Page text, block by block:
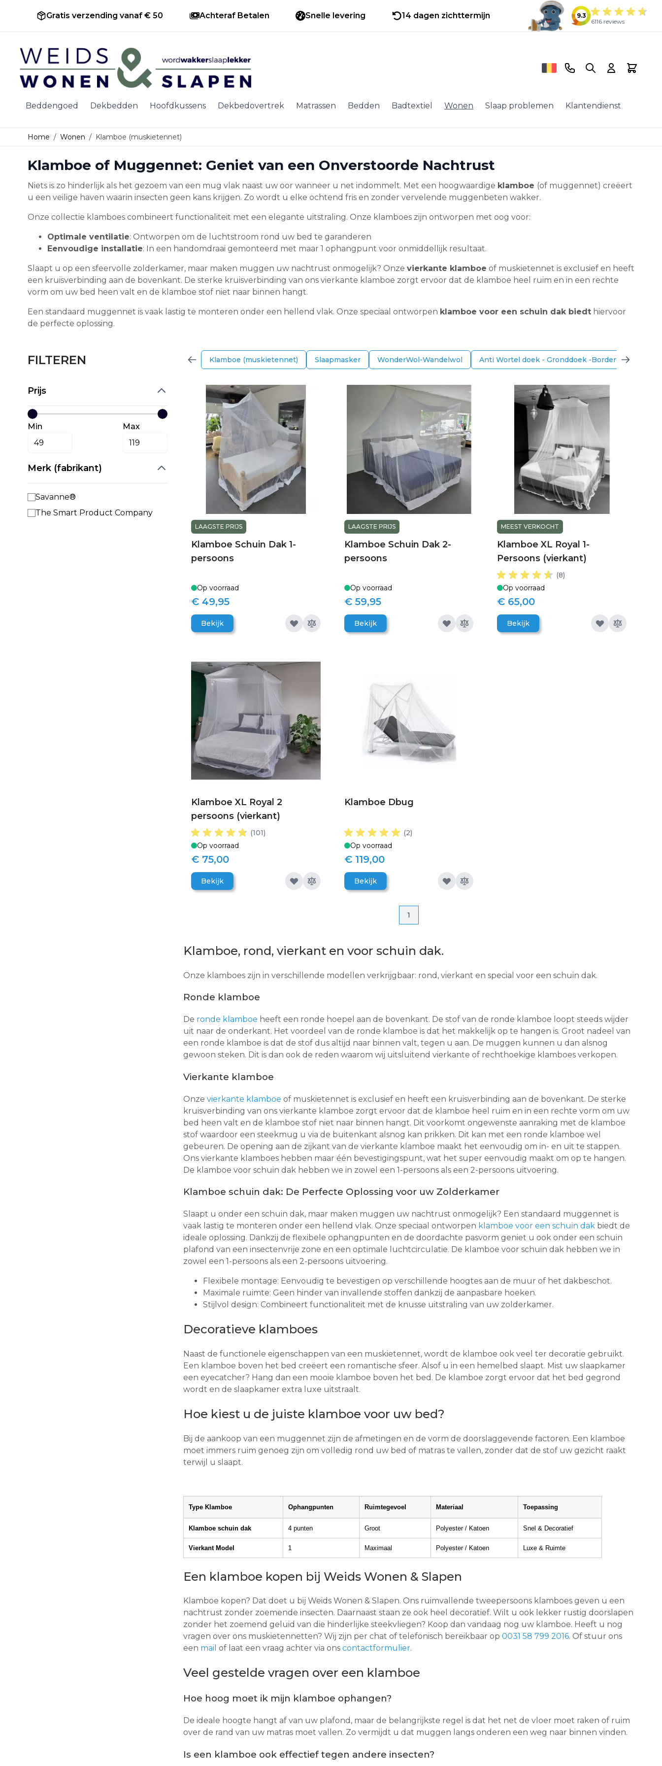
Gratis verzending vanaf € 50 Achteraf Betalen Snelle levering 14 dagen zichttermijn
9.3
6116 reviews
Ga naar de inhoud
Beddengoed Dekbedden Hoofdkussens Dekbedovertrek Matrassen Bedden Badtextiel Wonen Slaap problemen Klantendienst
Telefoonnummer
Search Cart
Home / Wonen / Klamboe (muskietennet)
Klamboe of Muggennet: Geniet van een Onverstoorde Nachtrust
Niets is zo hinderlijk als het gezoem van een mug vlak naast uw oor wanneer u net indommelt. Met een hoogwaardige klamboe (of muggennet) creëert
u een veilige haven waarin insecten geen kans krijgen. Zo wordt u elke ochtend fris en zonder vervelende muggenbeten wakker.
Onze collectie klamboes combineert functionaliteit met een elegante uitstraling. Onze klamboes zijn ontworpen met oog voor:
Optimale ventilatie: Ontworpen om de luchtstroom rond uw bed te garanderen
Eenvoudige installatie: In een handomdraai gemonteerd met maar 1 ophangpunt voor onmiddellijk resultaat.
Slaapt u op een sfeervolle zolderkamer, maar maken muggen uw nachtrust onmogelijk? Onze vierkante klamboe of muskietennet is exclusief en heeft
een kruisverbinding aan de bovenkant. De sterke kruisverbinding van ons vierkante klamboe zorgt ervoor dat de klamboe heel ruim en in een rechte
vorm om uw bed heen valt en de klamboe stof niet naar binnen hangt.
Een standaard muggennet is vaak lastig te monteren onder een hellend vlak. Onze speciaal ontworpen klamboe voor een schuin dak biedt hiervoor
de perfecte oplossing.
FILTEREN
Prijs
Min Max
Merk (fabrikant)
Savanne®
The Smart Product Company
Klamboe (muskietennet) Slaapmasker WonderWol-Wandelwol Anti Wortel doek - Gronddoek -Borderdoek van
LAAGSTE PRIJS
Klamboe Schuin Dak 1-
persoons
Op voorraad
€ 49,95
Bekijk
LAAGSTE PRIJS
Klamboe Schuin Dak 2-
persoons
Op voorraad
€ 59,95
Bekijk
MEEST VERKOCHT
Klamboe XL Royal 1-
Persoons (vierkant)
(8)
Op voorraad
€ 65,00
Bekijk
Klamboe XL Royal 2
persoons (vierkant)
(101)
Op voorraad
€ 75,00
Bekijk
Klamboe Dbug
(2)
Op voorraad
€ 119,00
Bekijk
Pagina
Pagina
1
Klamboe, rond, vierkant en voor schuin dak.
Onze klamboes zijn in verschillende modellen verkrijgbaar: rond, vierkant en special voor een schuin dak.
Ronde klamboe
De ronde klamboe heeft een ronde hoepel aan de bovenkant. De stof van de ronde klamboe loopt steeds wijder
uit naar de onderkant. Het voordeel van de ronde klamboe is dat het makkelijk op te hangen is. Groot nadeel van
een ronde klamboe is dat de stof dus altijd naar binnen valt, tegen u aan. De muggen kunnen u dan alsnog
gewoon steken. Dit is dan ook de reden waarom wij uitsluitend vierkante of rechthoekige klamboes verkopen.
Vierkante klamboe
Onze vierkante klamboe of muskietennet is exclusief en heeft een kruisverbinding aan de bovenkant. De sterke
kruisverbinding van ons vierkante klamboe zorgt ervoor dat de klamboe heel ruim en in een rechte vorm om uw
bed heen valt en de klamboe stof niet naar binnen hangt. Dit voorkomt ongewenste aanraking met de klamboe
stof waardoor een steekmug u via de buitenkant alsnog kan prikken. Dit kan met een ronde klamboe wel
gebeuren. De opening aan de zijkant van de vierkante klamboe maakt het eenvoudig om in- en uit te stappen.
Ons vierkante klamboes hebben maar één bevestigingspunt, wat het super eenvoudig maakt om op te hangen.
De klamboe voor schuin dak hebben we in zowel een 1-persoons als een 2-persoons uitvoering.
Klamboe schuin dak: De Perfecte Oplossing voor uw Zolderkamer
Slaapt u onder een schuin dak, maar maken muggen uw nachtrust onmogelijk? Een standaard muggennet is
vaak lastig te monteren onder een hellend vlak. Onze speciaal ontworpen klamboe voor een schuin dak biedt de
ideale oplossing. Dankzij de flexibele ophangpunten en de doordachte pasvorm geniet u ook onder een schuin
plafond van een insectenvrije zone en een optimale luchtcirculatie. De klamboe voor schuin dak hebben we in
zowel een 1-persoons als een 2-persoons uitvoering.
Flexibele montage: Eenvoudig te bevestigen op verschillende hoogtes aan de muur of het dakbeschot.
Maximale ruimte: Geen hinder van invallende stoffen dankzij de aanpasbare hoeken.
Stijlvol design: Combineert functionaliteit met de knusse uitstraling van uw zolderkamer.
Decoratieve klamboes
Naast de functionele eigenschappen van een muskietennet, wordt de klamboe ook veel ter decoratie gebruikt.
Een klamboe boven het bed creëert een romantische sfeer. Alsof u in een hemelbed slaapt. Mist uw slaapkamer
een eyecatcher? Hang dan een mooie klamboe boven het bed. De klamboe zorgt ervoor dat het bed gegrond
wordt en de slaapkamer extra luxe uitstraalt.
Hoe kiest u de juiste klamboe voor uw bed?
Bij de aankoop van een muggennet zijn de afmetingen en de vorm de doorslaggevende factoren. Een klamboe
moet immers ruim genoeg zijn om volledig rond uw bed of matras te vallen, zonder dat de stof uw gezicht raakt
terwijl u slaapt.
Type Klamboe Ophangpunten Ruimtegevoel Materiaal Toepassing
Klamboe schuin dak 4 punten Groot Polyester / Katoen Snel & Decoratief
Vierkant Model 1 Maximaal Polyester / Katoen Luxe & Ruimte
Een klamboe kopen bij Weids Wonen & Slapen
Klamboe kopen? Dat doet u bij Weids Wonen & Slapen. Ons ruimvallende tweepersoons klamboes geven u een
nachtrust zonder zoemende insecten. Daarnaast staan ze ook heel decoratief. Wilt u ook lekker rustig doorslapen
zonder het zoemend geluid van die hinderlijke steekvliegen? Koop dan vandaag nog uw klamboe. Heeft u nog
vragen over ons muskietennetten? Wij zijn per chat of telefonisch bereikbaar op 0031 ‪58 799 2016‬. Of stuur ons
een mail of laat een vraag achter via ons contactformulier.
Veel gestelde vragen over een klamboe
Hoe hoog moet ik mijn klamboe ophangen?
De ideale hoogte hangt af van uw plafond, maar de belangrijkste regel is dat het net de vloer moet raken of ruim
over de rand van uw matras moet vallen. Zo vermijdt u dat muggen langs onderen een weg naar binnen vinden.
Is een klamboe ook effectief tegen andere insecten?